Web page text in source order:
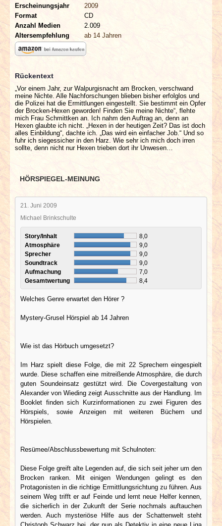
Erscheinungsjahr
2009
Format
CD
Anzahl Medien
2.009
Altersempfehlung
ab 14 Jahren
Rückentext
„Vor einem Jahr, zur Walpurgisnacht am Brocken, verschwand
meine Nichte. Alle Nachforschungen blieben bisher erfolglos und
die Polizei hat die Ermittlungen eingestellt. Sie bestimmt ein Opfer
der Brocken-Hexen geworden! Finden Sie meine Nichte“, flehte
mich Frau Schmittken an. Ich nahm den Auftrag an, denn an
Hexen glaubte ich nicht. „Hexen in der heutigen Zeit? Das ist doch
alles Einbildung“, dachte ich. „Das wird ein einfacher Job.“ Und so
fuhr ich siegessicher in den Harz. Wie sehr ich mich doch irren
sollte, denn nicht nur Hexen trieben dort ihr Unwesen…
HÖRSPIEGEL-MEINUNG
21. Juni 2009
Michael Brinkschulte
Story/Inhalt
8,0
Atmosphäre
9,0
Sprecher
9,0
Soundtrack
9,0
Aufmachung
7,0
Gesamtwertung
8,4
Welches Genre erwartet den Hörer ?
Mystery-Grusel Hörspiel ab 14 Jahren
Wie ist das Hörbuch umgesetzt?
Im Harz spielt diese Folge, die mit 22 Sprechern eingespielt
wurde. Diese schaffen eine mitreißende Atmosphäre, die durch
guten Soundeinsatz gestützt wird. Die Covergestaltung von
Alexander von Wieding zeigt Ausschnitte aus der Handlung. Im
Booklet finden sich Kurzinformationen zu zwei Figuren des
Hörspiels, sowie Anzeigen mit weiteren Büchern und
Hörspielen.
Resümee/Abschlussbewertung mit Schulnoten:
Diese Folge greift alte Legenden auf, die sich seit jeher um den
Brocken ranken. Mit einigen Wendungen gelingt es den
Protagonisten in die richtige Ermittlungsrichtung zu führen. Aus
seinem Weg trifft er auf Feinde und lernt neue Helfer kennen,
die sicherlich in der Zukunft der Serie nochmals auftauchen
werden. Auch mysteriöse Hilfe aus der Schattenwelt steht